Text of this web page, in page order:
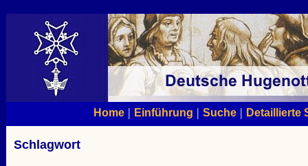
Home| Einführung | Suche| Detaillierte
Schlagwort